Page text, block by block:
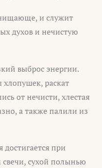
и служит
духов и нечистую
выброс энергии.
раскат
от нечисти, хлестая
а также палили из
при
сухой полынью